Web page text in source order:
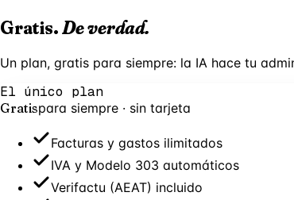
Gratis.De verdad.
Un plan, gratis para siempre: la IA hace tu
El único plan
Gratispara siempre · sin tarjeta
Facturas y gastos ilimitados
IVA y Modelo 303 automáticos
Verifactu (AEAT) incluido